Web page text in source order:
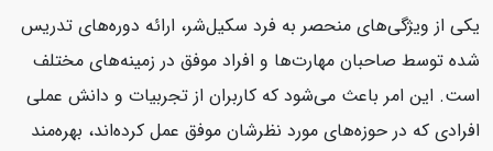
یکی از ویژگی‌های منحصر به فرد سکیل‌شر، ارائه دوره‌های تدریس
شده توسط صاحبان مهارت‌ها و افراد موفق در زمینه‌های مختلف
است. این امر باعث می‌شود که کاربران از تجربیات و دانش عملی
افرادی که در حوزه‌های مورد نظرشان موفق عمل کرده‌اند، بهره‌مند